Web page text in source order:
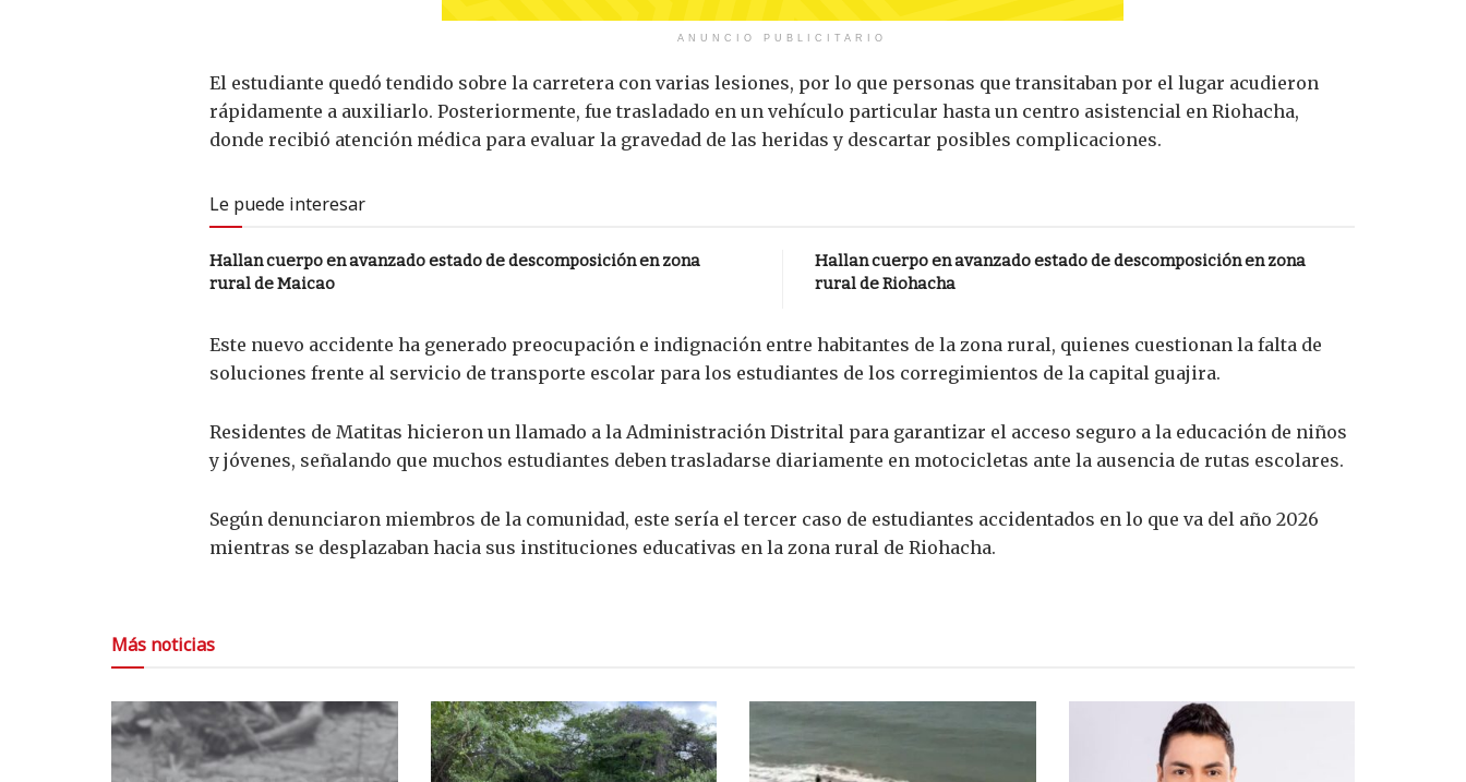
ANUNCIO PUBLICITARIO
El estudiante quedó tendido sobre la carretera con varias lesiones, por lo que personas que transitaban por el lugar acudieron
rápidamente a auxiliarlo. Posteriormente, fue trasladado en un vehículo particular hasta un centro asistencial en Riohacha,
donde recibió atención médica para evaluar la gravedad de las heridas y descartar posibles complicaciones.
Le puede interesar
Hallan cuerpo en avanzado estado de descomposición en zona
rural de Maicao
Hallan cuerpo en avanzado estado de descomposición en zona
rural de Riohacha
Este nuevo accidente ha generado preocupación e indignación entre habitantes de la zona rural, quienes cuestionan la falta de
soluciones frente al servicio de transporte escolar para los estudiantes de los corregimientos de la capital guajira.
Residentes de Matitas hicieron un llamado a la Administración Distrital para garantizar el acceso seguro a la educación de niños
y jóvenes, señalando que muchos estudiantes deben trasladarse diariamente en motocicletas ante la ausencia de rutas escolares.
Según denunciaron miembros de la comunidad, este sería el tercer caso de estudiantes accidentados en lo que va del año 2026
mientras se desplazaban hacia sus instituciones educativas en la zona rural de Riohacha.
Más noticias